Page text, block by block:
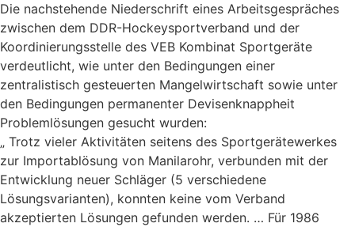
Die nachstehende Niederschrift eines Arbeitsgespräches
zwischen dem DDR-Hockeysportverband und der
Koordinierungsstelle des VEB Kombinat Sportgeräte
verdeutlicht, wie unter den Bedingungen einer
zentralistisch gesteuerten Mangelwirtschaft sowie unter
den Bedingungen permanenter Devisenknappheit
Problemlösungen gesucht wurden:
„ Trotz vieler Aktivitäten seitens des Sportgerätewerkes
zur Importablösung von Manilarohr, verbunden mit der
Entwicklung neuer Schläger (5 verschiedene
Lösungsvarianten), konnten keine vom Verband
akzeptierten Lösungen gefunden werden. … Für 1986